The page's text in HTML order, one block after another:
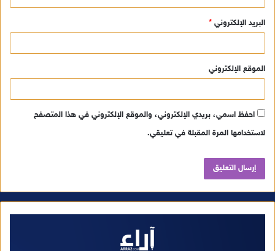
البريد الإلكتروني *
الموقع الإلكتروني
احفظ اسمي، بريدي الإلكتروني، والموقع الإلكتروني في هذا المتصفح
لاستخدامها المرة المقبلة في تعليقي.